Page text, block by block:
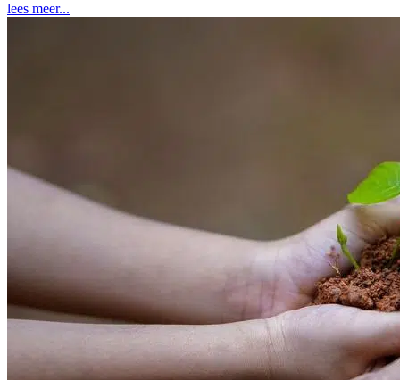
lees meer...